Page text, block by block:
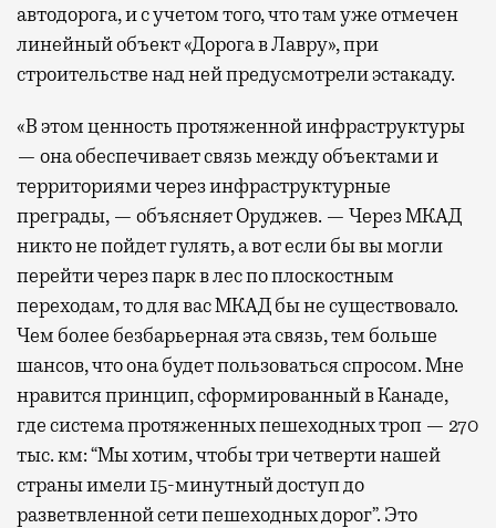
автодорога, и с учетом того, что там уже отмечен
линейный объект «Дорога в Лавру», при
строительстве над ней предусмотрели эстакаду.
«В этом ценность протяженной инфраструктуры
— она обеспечивает связь между объектами и
территориями через инфраструктурные
преграды, — объясняет Оруджев. — Через МКАД
никто не пойдет гулять, а вот если бы вы могли
перейти через парк в лес по плоскостным
переходам, то для вас МКАД бы не существовало.
Чем более безбарьерная эта связь, тем больше
шансов, что она будет пользоваться спросом. Мне
нравится принцип, сформированный в Канаде,
где система протяженных пешеходных троп — 270
тыс. км: “Мы хотим, чтобы три четверти нашей
страны имели 15-минутный доступ до
разветвленной сети пешеходных дорог”. Это